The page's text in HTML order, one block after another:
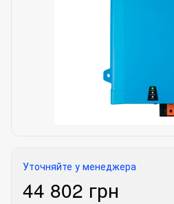
Уточняйте у менеджера
44 802 грн